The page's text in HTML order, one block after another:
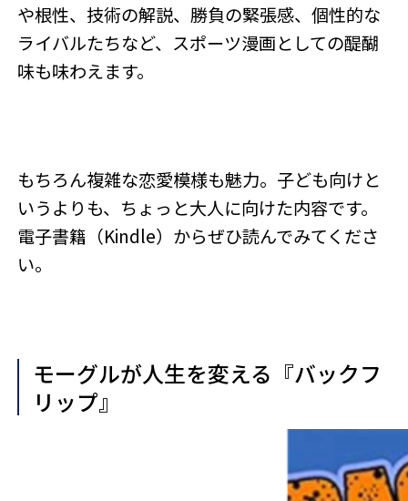
や根性、技術の解説、勝負の緊張感、個性的な
ライバルたちなど、スポーツ漫画としての醍醐
味も味わえます。
もちろん複雑な恋愛模様も魅力。子ども向けと
いうよりも、ちょっと大人に向けた内容です。
電子書籍（Kindle）からぜひ読んでみてくださ
い。
モーグルが人生を変える『バックフ
リップ』